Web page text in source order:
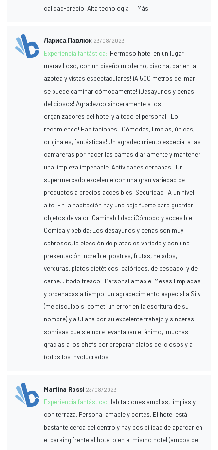
calidad-precio, Alta tecnología … Más
Лариса Павлюк 23/08/2023
Experiencia fantástica: ¡Hermoso hotel en un lugar
maravilloso, con un diseño moderno, piscina, bar en la
azotea y vistas espectaculares! ¡A 500 metros del mar,
se puede caminar cómodamente! ¡Desayunos y cenas
deliciosos! Agradezco sinceramente a los
organizadores del hotel y a todo el personal. ¡Lo
recomiendo! Habitaciones: ¡Cómodas, limpias, únicas,
originales, fantásticas! Un agradecimiento especial a las
camareras por hacer las camas diariamente y mantener
una limpieza impecable. Actividades cercanas: ¡Un
supermercado excelente con una gran variedad de
productos a precios accesibles! Seguridad: ¡A un nivel
alto! En la habitación hay una caja fuerte para guardar
objetos de valor. Caminabilidad: ¡Cómodo y accesible!
Comida y bebida: Los desayunos y cenas son muy
sabrosos, la elección de platos es variada y con una
presentación increíble: postres, frutas, helados,
verduras, platos dietéticos, calóricos, de pescado, y de
carne... ¡todo fresco! ¡Personal amable! Mesas limpiadas
y ordenadas a tiempo. Un agradecimiento especial a Silvi
(me disculpo si cometí un error en la escritura de su
nombre) y a Uliana por su excelente trabajo y sinceras
sonrisas que siempre levantaban el ánimo, ¡muchas
gracias a los chefs por preparar platos deliciosos y a
todos los involucrados!
Martina Rossi 23/08/2023
Experiencia fantástica: Habitaciones amplias, limpias y
con terraza. Personal amable y cortés. El hotel está
bastante cerca del centro y hay posibilidad de aparcar en
el parking frente al hotel o en el mismo hotel (ambos de